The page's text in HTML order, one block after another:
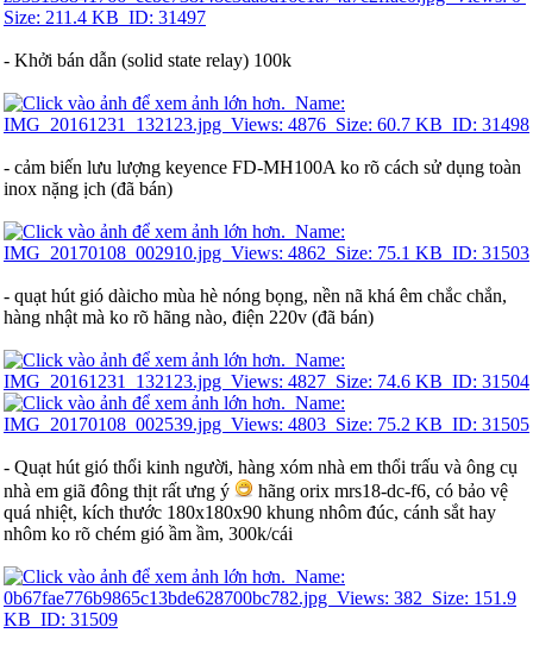
- Khởi bán dẫn (solid state relay) 100k
- cảm biến lưu lượng keyence FD-MH100A ko rõ cách sử dụng toàn
inox nặng ịch (đã bán)
- quạt hút gió dàicho mùa hè nóng bọng, nền nã khá êm chắc chắn,
hàng nhật mà ko rõ hãng nào, điện 220v (đã bán)
- Quạt hút gió thổi kinh người, hàng xóm nhà em thổi trấu và ông cụ
nhà em giã đông thịt rất ưng ý
hãng orix mrs18-dc-f6, có bảo vệ
quá nhiệt, kích thước 180x180x90 khung nhôm đúc, cánh sắt hay
nhôm ko rõ chém gió ầm ầm, 300k/cái